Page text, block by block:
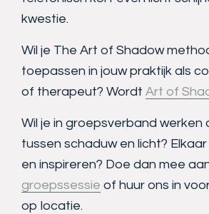
kwestie.
Wil je The Art of Shadow
toepassen in jouw praktijk als
of therapeut? Wordt Art of
Wil je in groepsverband werken
tussen schaduw en licht?
en inspireren? Doe dan mee
groepssessie of huur ons in
op locatie.